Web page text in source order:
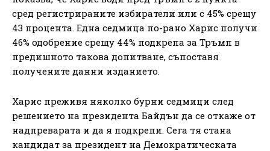
сред регистрираните избиратели или с 45% срещу
43 процента. Една седмица по-рано Харис получи
46% одобрение срещу 44% подкрепа за Тръмп в
предишното такова допитване, съпоставя
получените данни изданието.
Харис преживя няколко бурни седмици след
решението на президента Байдън да се откаже от
надпреварата и да я подкрепи. Сега тя стана
кандидат за президент на Демократическата